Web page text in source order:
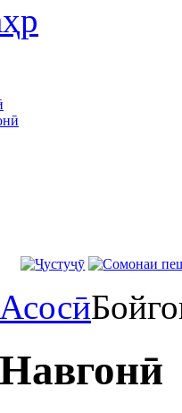
Асосӣ
Навгонӣ